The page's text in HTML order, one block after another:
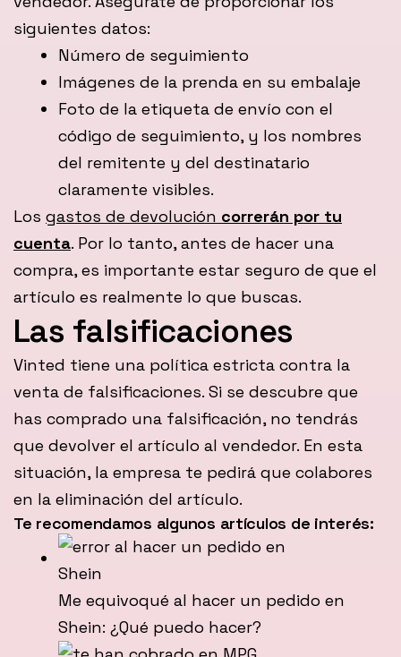
siguientes datos:
Número de seguimiento
Imágenes de la prenda en su embalaje
Foto de la etiqueta de envío con el
código de seguimiento, y los nombres
del remitente y del destinatario
claramente visibles.
Los gastos de devolución correrán por tu
cuenta. Por lo tanto, antes de hacer una
compra, es importante estar seguro de que el
artículo es realmente lo que buscas.
Las falsificaciones
Vinted tiene una política estricta contra la
venta de falsificaciones. Si se descubre que
has comprado una falsificación, no tendrás
que devolver el artículo al vendedor. En esta
situación, la empresa te pedirá que colabores
en la eliminación del artículo.
Te recomendamos algunos artículos de interés:
Me equivoqué al hacer un pedido en
Shein: ¿Qué puedo hacer?